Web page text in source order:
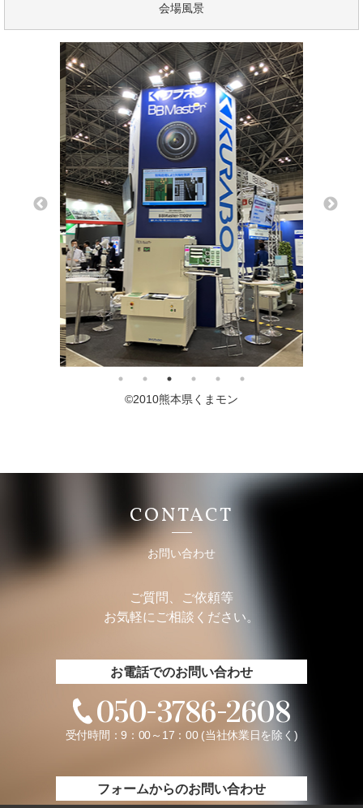
会場風景
©2010熊本県くまモン
CONTACT
お問い合わせ
ご質問、ご依頼等
お気軽にご相談ください。
お電話でのお問い合わせ
050-3786-2608
受付時間：9：00～17：00 (当社休業日を除く)
フォームからのお問い合わせ